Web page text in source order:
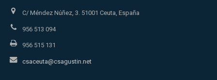
C/ Méndez Núñez, 3. 51001 Ceuta, España
956 513 094
956 515 131
csaceuta@csagustin.net